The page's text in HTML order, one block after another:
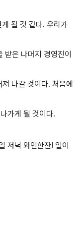
될 것 같다. 우리가
은 나머지 경영진이
나갈 것이다. 처음에
가게 될 것이다.
저녁 와인한잔! 일이